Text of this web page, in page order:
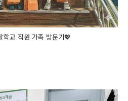
학교 직원 가족 방문기💖